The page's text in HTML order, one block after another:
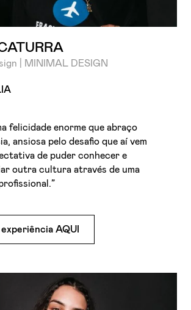
| MINIMAL DESIGN
felicidade enorme que abraço
ansiosa pelo desafio que aí vem
de puder conhecer e
outra cultura através de uma
AQUI